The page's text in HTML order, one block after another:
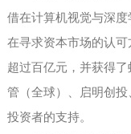
借在计算机视觉与深度
在寻求资本市场的认
超过百亿元，并获得
管（全球）、启明创
投资者的支持。